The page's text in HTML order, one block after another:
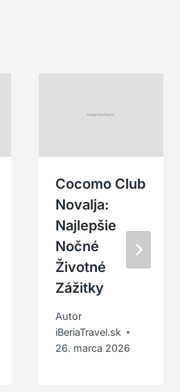
Cocomo Club
Novalja:
Najlepšie
Nočné
Životné
Zážitky
Autor
iBeriaTravel.sk
26. marca 2026